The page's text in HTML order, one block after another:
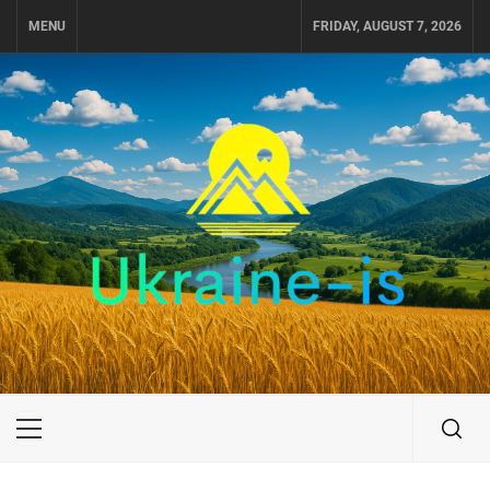
MENU FRIDAY, AUGUST 7, 2026
UKRAINE-IS
ПОДОРОЖI ПО УКРАЇНІ
Primary